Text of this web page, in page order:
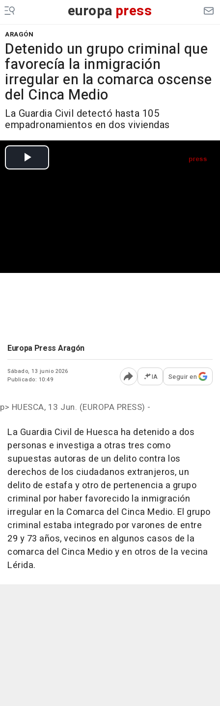
europa press
ARAGÓN
Detenido un grupo criminal que
favorecía la inmigración
irregular en la comarca oscense
del Cinca Medio
La Guardia Civil detectó hasta 105
empadronamientos en dos viviendas
Europa Press Aragón
Sábado, 13 junio 2026
Publicado: 10:49
Abrir opciones para
IA Seguir en
p> HUESCA, 13 Jun. (EUROPA PRESS) -
La Guardia Civil de Huesca ha detenido a dos
personas e investiga a otras tres como
supuestas autoras de un delito contra los
derechos de los ciudadanos extranjeros, un
delito de estafa y otro de pertenencia a grupo
criminal por haber favorecido la inmigración
irregular en la Comarca del Cinca Medio. El grupo
criminal estaba integrado por varones de entre
29 y 73 años, vecinos en algunos casos de la
comarca del Cinca Medio y en otros de la vecina
Lérida.